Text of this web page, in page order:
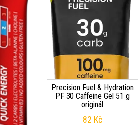
Precision Fuel & Hydration
PF 30 Caffeine Gel 51 g
originál
82 Kč